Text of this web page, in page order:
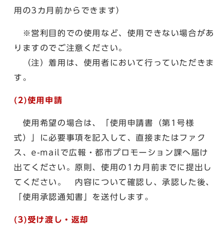
用の3カ月前からできます）
※営利目的での使用など、使用できない場合があ
りますのでご注意ください。
（注）着用は、使用者において行っていただきま
す。
(2)使用申請
使用希望の場合は、「使用申請書（第1号様
式）」に必要事項を記入して、直接またはファク
ス、e-mailで広報・都市プロモーション課へ届け
出てください。原則、使用の1カ月前までに提出し
てください。 内容について確認し、承認した後、
「使用承認通知書」を送付します。
(3)受け渡し・返却